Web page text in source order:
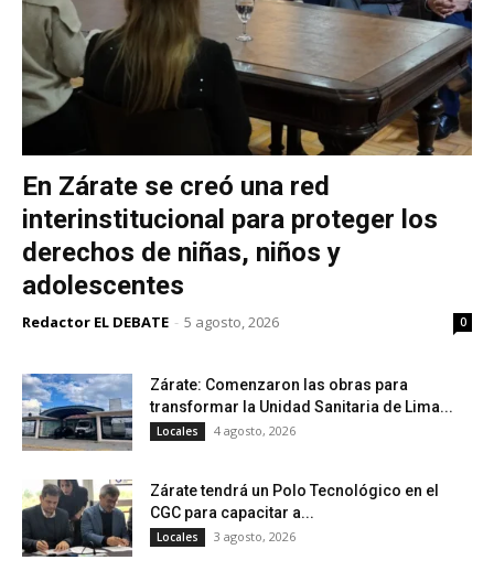
En Zárate se creó una red
interinstitucional para proteger los
derechos de niñas, niños y
adolescentes
Redactor EL DEBATE - 5 agosto, 2026 0
Zárate: Comenzaron las obras para
transformar la Unidad Sanitaria de Lima...
Locales 4 agosto, 2026
Zárate tendrá un Polo Tecnológico en el
CGC para capacitar a...
Locales 3 agosto, 2026